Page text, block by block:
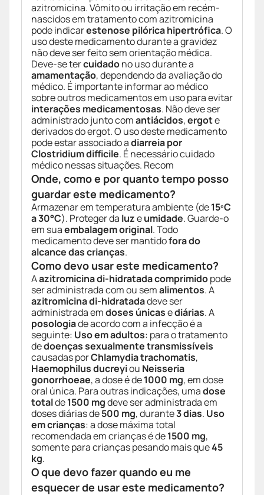
azitromicina. Vômito ou irritação em recém-
nascidos em tratamento com azitromicina
pode indicarestenose pilórica hipertrófica. O
uso deste medicamento durante a gravidez
não deve ser feito sem orientação médica.
Deve-se tercuidadono uso durante a
amamentação, dependendo da avaliação do
médico. É importante informar ao médico
sobre outros medicamentos em uso para evitar
interações medicamentosas. Não deve ser
administrado junto comantiácidos,ergote
derivados do ergot. O uso deste medicamento
pode estar associado adiarreia por
Clostridium difficile. É necessário cuidado
médico nessas situações. Recom
Onde, como e por quanto tempo posso
guardar este medicamento?
Armazenar em temperatura ambiente (de15ºC
a 30°C). Proteger da luzeumidade. Guarde-o
em suaembalagem original. Todo
medicamento deve ser mantidofora do
alcance das crianças.
Como devo usar este medicamento?
Aazitromicina di-hidratadacomprimidopode
ser administrada com ou semalimentos. A
azitromicina di-hidratadadeve ser
administrada emdoses únicasediárias. A
posologiade acordo com a infecção é a
seguinte: Uso em adultos: para o tratamento
dedoenças sexualmente transmissíveis
causadas porChlamydia trachomatis,
Haemophilus ducreyiou Neisseria
gonorrhoeae, a dose é de1000 mg, em dose
oral única. Para outras indicações, umadose
totalde1500 mgdeve ser administrada em
doses diárias de500 mg, durante3 dias. Uso
em crianças: a dose máxima total
recomendada em crianças é de1500 mg,
somente para crianças pesando mais que45
kg.
O que devo fazer quando eu me
esquecer de usar este medicamento?